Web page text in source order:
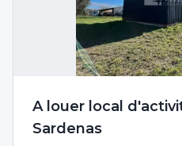
A louer local
Sardenas